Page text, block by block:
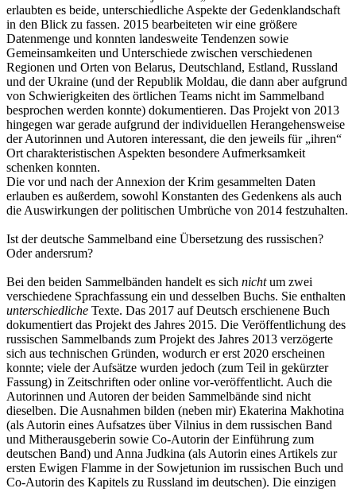
erlaubten es beide, unterschiedliche Aspekte der Gedenklandschaft
in den Blick zu fassen. 2015 bearbeiteten wir eine größere
Datenmenge und konnten landesweite Tendenzen sowie
Gemeinsamkeiten und Unterschiede zwischen verschiedenen
Regionen und Orten von Belarus, Deutschland, Estland, Russland
und der Ukraine (und der Republik Moldau, die dann aber aufgrund
von Schwierigkeiten des örtlichen Teams nicht im Sammelband
besprochen werden konnte) dokumentieren. Das Projekt von 2013
hingegen war gerade aufgrund der individuellen Herangehensweise
der Autorinnen und Autoren interessant, die den jeweils für „ihren“
Ort charakteristischen Aspekten besondere Aufmerksamkeit
schenken konnten.
Die vor und nach der Annexion der Krim gesammelten Daten
erlauben es außerdem, sowohl Konstanten des Gedenkens als auch
die Auswirkungen der politischen Umbrüche von 2014 festzuhalten.
Ist der deutsche Sammelband eine Übersetzung des russischen?
Oder andersrum?
Bei den beiden Sammelbänden handelt es sich nichtum zwei
verschiedene Sprachfassung ein und desselben Buchs. Sie enthalten
unterschiedliche Texte. Das 2017 auf Deutsch erschienene Buch
dokumentiert das Projekt des Jahres 2015. Die Veröffentlichung des
russischen Sammelbands zum Projekt des Jahres 2013 verzögerte
sich aus technischen Gründen, wodurch er erst 2020 erscheinen
konnte; viele der Aufsätze wurden jedoch (zum Teil in gekürzter
Fassung) in Zeitschriften oder online vor-veröffentlicht. Auch die
Autorinnen und Autoren der beiden Sammelbände sind nicht
dieselben. Die Ausnahmen bilden (neben mir) Ekaterina Makhotina
(als Autorin eines Aufsatzes über Vilnius in dem russischen Band
und Mitherausgeberin sowie Co-Autorin der Einführung zum
deutschen Band) und Anna Judkina (als Autorin eines Artikels zur
ersten Ewigen Flamme in der Sowjetunion im russischen Buch und
Co-Autorin des Kapitels zu Russland im deutschen). Die einzigen